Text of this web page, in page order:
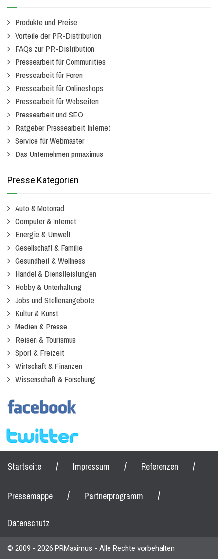
Produkte und Preise
Vorteile der PR-Distribution
FAQs zur PR-Distribution
Pressearbeit für Communities
Pressearbeit für Foren
Pressearbeit für Onlineshops
Pressearbeit für Webseiten
Pressearbeit und SEO
Ratgeber Pressearbeit Internet
Service für Webmaster
Das Unternehmen prmaximus
Presse Kategorien
Auto & Motorrad
Computer & Internet
Energie & Umwelt
Gesellschaft & Familie
Gesundheit & Wellness
Handel & Dienstleistungen
Hobby & Unterhaltung
Jobs und Stellenangebote
Kultur & Kunst
Medien & Presse
Reisen & Tourismus
Sport & Freizeit
Wirtschaft & Finanzen
Wissenschaft & Forschung
Startseite / Impressum / Referenzen /
Pressemappe / Partnerprogramm /
Datenschutz
© 2009 - 2026 PRMaximus - Alle Rechte vorbehalten